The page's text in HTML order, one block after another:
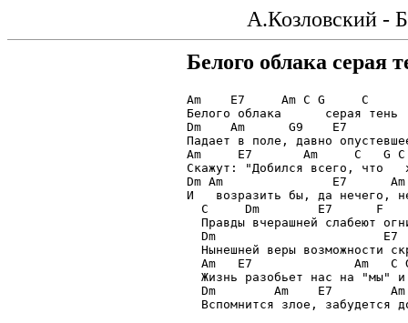
А.Козловский -
Белого облака серая
Am    E7     Am С G     С
Белого облака      серая тень
Dm    Am      G9    E7
Падает в поле, давно
Am     E7       Am     С   G С
Скажут: "Добился всего, что
Dm Am               E7      Am
И   возразить бы, да нечего,
  С     Dm        E7      F
Правды вчерашней слабеют
  Dm                       E7
Нынешней веры возможности
Am   E7              Am   С
Жизнь разобьет нас на "мы"
  Dm        Am    E7        Am
Вспомнится злое, забудется